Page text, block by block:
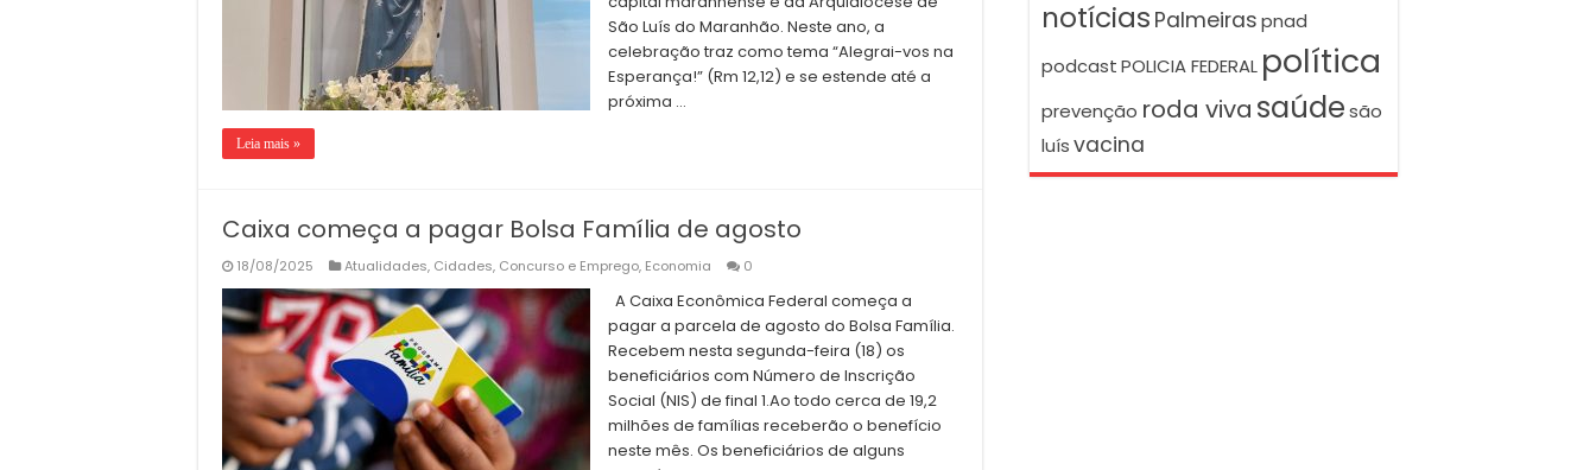
São Luís do Maranhão. Neste ano, a
celebração traz como tema “Alegrai-vos na
Esperança!” (Rm 12,12) e se estende até a
próxima …
Leia mais »
Caixa começa a pagar Bolsa Família de agosto
18/08/2025 Atualidades, Cidades, Concurso e Emprego, Economia 0
A Caixa Econômica Federal começa a
pagar a parcela de agosto do Bolsa Família.
Recebem nesta segunda-feira (18) os
beneficiários com Número de Inscrição
Social (NIS) de final 1.Ao todo cerca de 19,2
milhões de famílias receberão o benefício
neste mês. Os beneficiários de alguns
notícias Palmeiraspnad
podcastPOLICIA FEDERAL política
prevenção roda viva saúdesão
luísvacina